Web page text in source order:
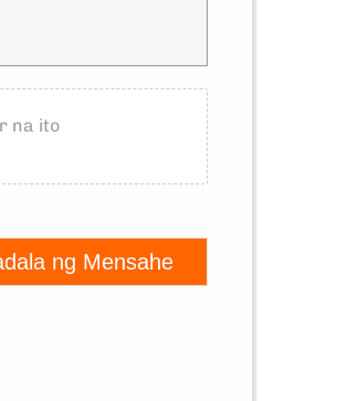
na ito
ng Mensahe